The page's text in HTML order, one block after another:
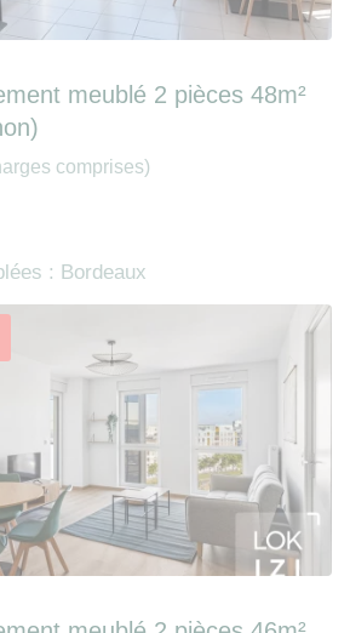
meublé 2 pièces 48m²
comprises)
: Bordeaux